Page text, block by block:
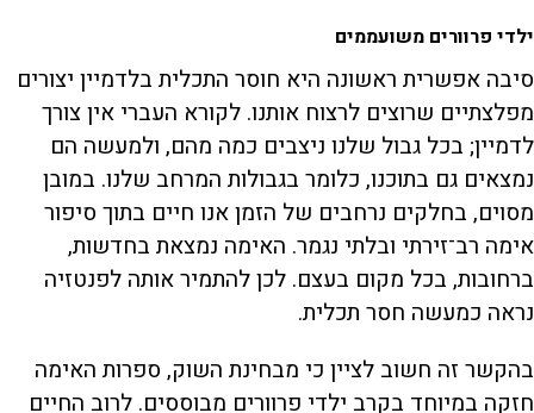
ילדי פרוורים משועממים
סיבה אפשרית ראשונה היא חוסר התכלית בלדמיין יצורים
מפלצתיים שרוצים לרצוח אותנו. לקורא העברי אין צורך
לדמיין; בכל גבול שלנו ניצבים כמה מהם, ולמעשה הם
נמצאים גם בתוכנו, כלומר בגבולות המרחב שלנו. במובן
מסוים, בחלקים נרחבים של הזמן אנו חיים בתוך סיפור
אימה רב־זירתי ובלתי נגמר. האימה נמצאת בחדשות,
ברחובות, בכל מקום בעצם. לכן להתמיר אותה לפנטזיה
נראה כמעשה חסר תכלית.
בהקשר זה חשוב לציין כי מבחינת השוק, ספרות האימה
חזקה במיוחד בקרב ילדי פרוורים מבוססים. לרוב החיים